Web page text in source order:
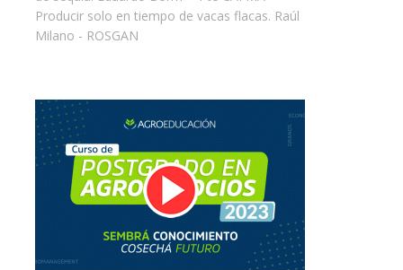
Producir solo en tiempo de vacas flacas. Raúl
Milano - ROSGAN